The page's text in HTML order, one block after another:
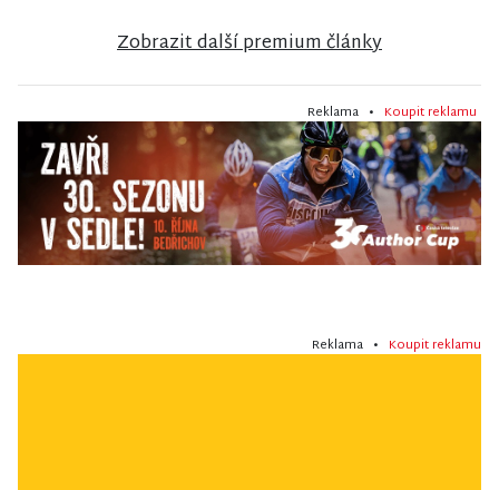
Zobrazit další premium články
Reklama • Koupit reklamu
Reklama • Koupit reklamu